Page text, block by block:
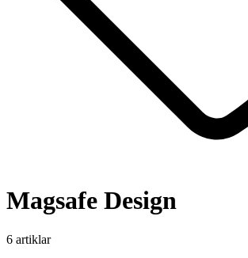
Magsafe Design
6 artiklar